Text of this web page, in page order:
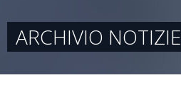
ARCHIVIO NOTIZIE